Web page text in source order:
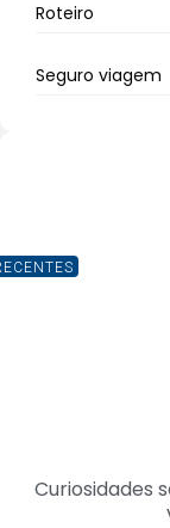
Roteiro
Seguro viagem
Curiosidades